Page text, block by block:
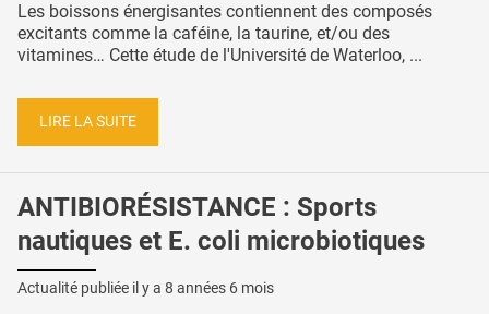
Les boissons énergisantes contiennent des composés
excitants comme la caféine, la taurine, et/ou des
vitamines… Cette étude de l'Université de Waterloo, ...
LIRE LA SUITE
ANTIBIORÉSISTANCE : Sports
nautiques et E. coli microbiotiques
Actualité publiée il y a 8 années 6 mois